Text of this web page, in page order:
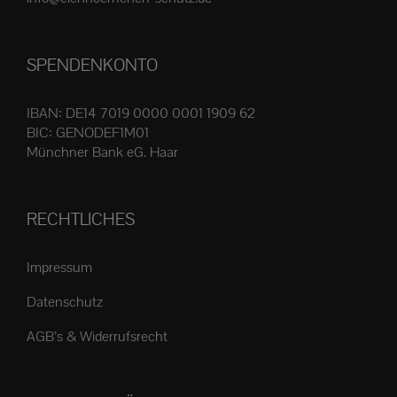
werden
SPENDENKONTO
IBAN: DE14 7019 0000 0001 1909 62
BIC: GENODEF1M01
Münchner Bank eG. Haar
RECHTLICHES
Impressum
Datenschutz
AGB’s & Widerrufsrecht